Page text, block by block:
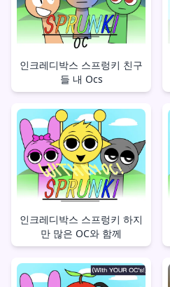
인크레디박스 스프렁키 친구
들 내 Ocs
인크레디박스 스프렁키 하지
만 많은 OC와 함께